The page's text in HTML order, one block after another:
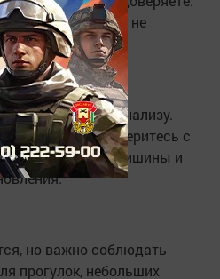
предложения, но не
и анализу.
вопросах — разберитесь с
для чтения, тишины и
но важно соблюдать
прогулок, небольших